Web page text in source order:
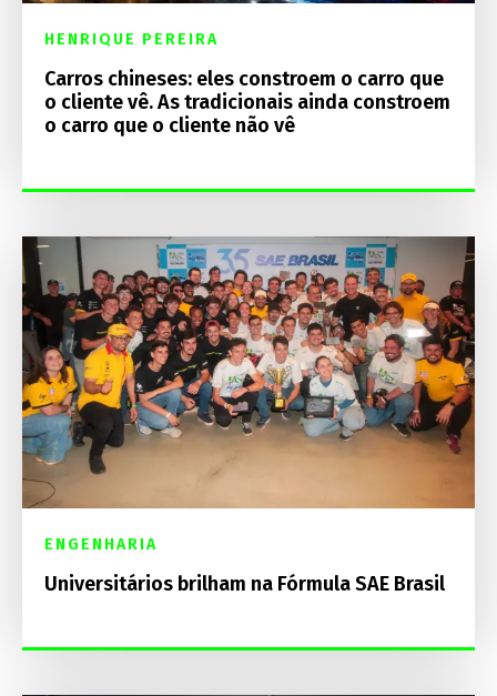
HENRIQUE PEREIRA
Carros chineses: eles constroem o carro que
o cliente vê. As tradicionais ainda constroem
o carro que o cliente não vê
ENGENHARIA
Universitários brilham na Fórmula SAE Brasil